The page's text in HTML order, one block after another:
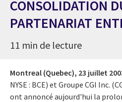
CONSOLIDATION
PARTENARIAT
11 min de lecture
Montreal (Quebec), 23 juillet
NYSE : BCE) et Groupe CGI Inc.
ont annoncé aujourd'hui la